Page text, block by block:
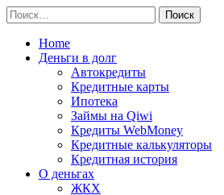
Перейти
к
содержимому
Найти:
Home
Деньги в долг
Автокредиты
Кредитные карты
Ипотека
Займы на Qiwi
Кредиты WebMoney
Кредитные калькуляторы
Кредитная история
О деньгах
ЖКХ